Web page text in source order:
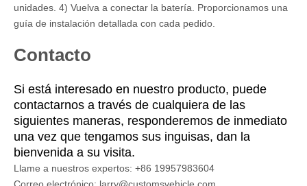
unidades. 4) Vuelva a conectar la batería. Proporcionamos una
guía de instalación detallada con cada pedido.
Contacto
Si está interesado en nuestro producto, puede
contactarnos a través de cualquiera de las
siguientes maneras, responderemos de inmediato
una vez que tengamos sus inguisas, dan la
bienvenida a su visita.
Llame a nuestros expertos: +86 19957983604
Correo electrónico: larry@customsvehicle.com